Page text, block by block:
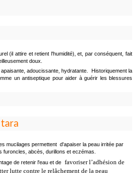
(il attire et retient l'humidité), et, par conséquent, fait
doux.
adoucissante, hydratante. Historiquement la
un antiseptique pour aider à guérir les blessures
mucilages permettent d'apaiser la peau irritée par
furoncles, abcès, durillons et eczémas.
de retenir l'eau et de favoriser l’adhésion de
lutte contre le relâchement de la peau